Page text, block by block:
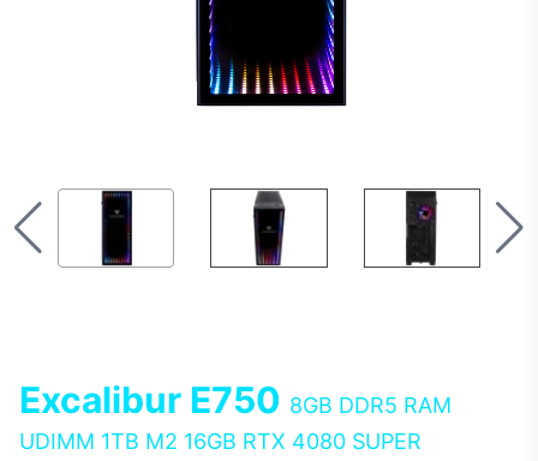
Excalibur E750 8GB DDR5 RAM
UDIMM 1TB M2 16GB RTX 4080 SUPER